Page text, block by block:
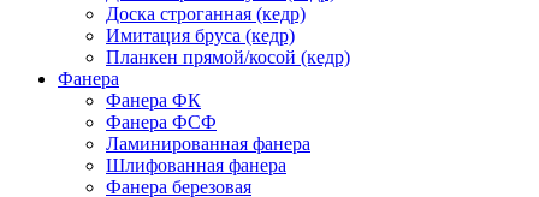
Доска строганная (кедр)
Имитация бруса (кедр)
Планкен прямой/косой (кедр)
Фанера
Фанера ФК
Фанера ФСФ
Ламинированная фанера
Шлифованная фанера
Фанера березовая